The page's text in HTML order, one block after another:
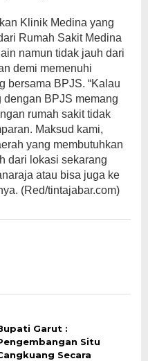
Klinik Medina yang
Rumah Sakit Medina
namun tidak jauh dari
demi memenuhi
bersama BPJS. “Kalau
dengan BPJS memang
rumah sakit tidak
Maksud kami,
yang membutuhkan
dari lokasi sekarang
atau bisa juga ke
(Red/tintajabar.com)
Garut :
Situ
Secara